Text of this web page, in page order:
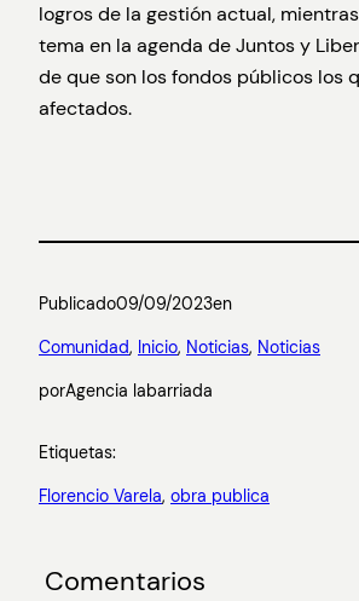
logros de la gestión actual,
tema en la agenda de Juntos y
de que son los fondos públicos los
afectados.
Publicado09/09/2023en
Comunidad, Inicio, Noticias, Noticias
porAgencia labarriada
Etiquetas:
Florencio Varela, obra publica
Comentarios